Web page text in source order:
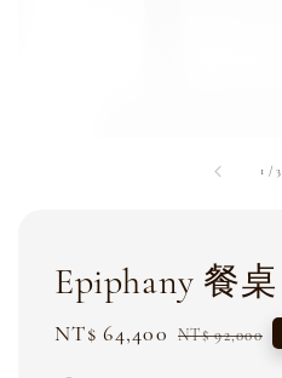
1 /3
Epiphany 餐桌
Sale
NT$ 64,400 Regular
NT$ 92,000